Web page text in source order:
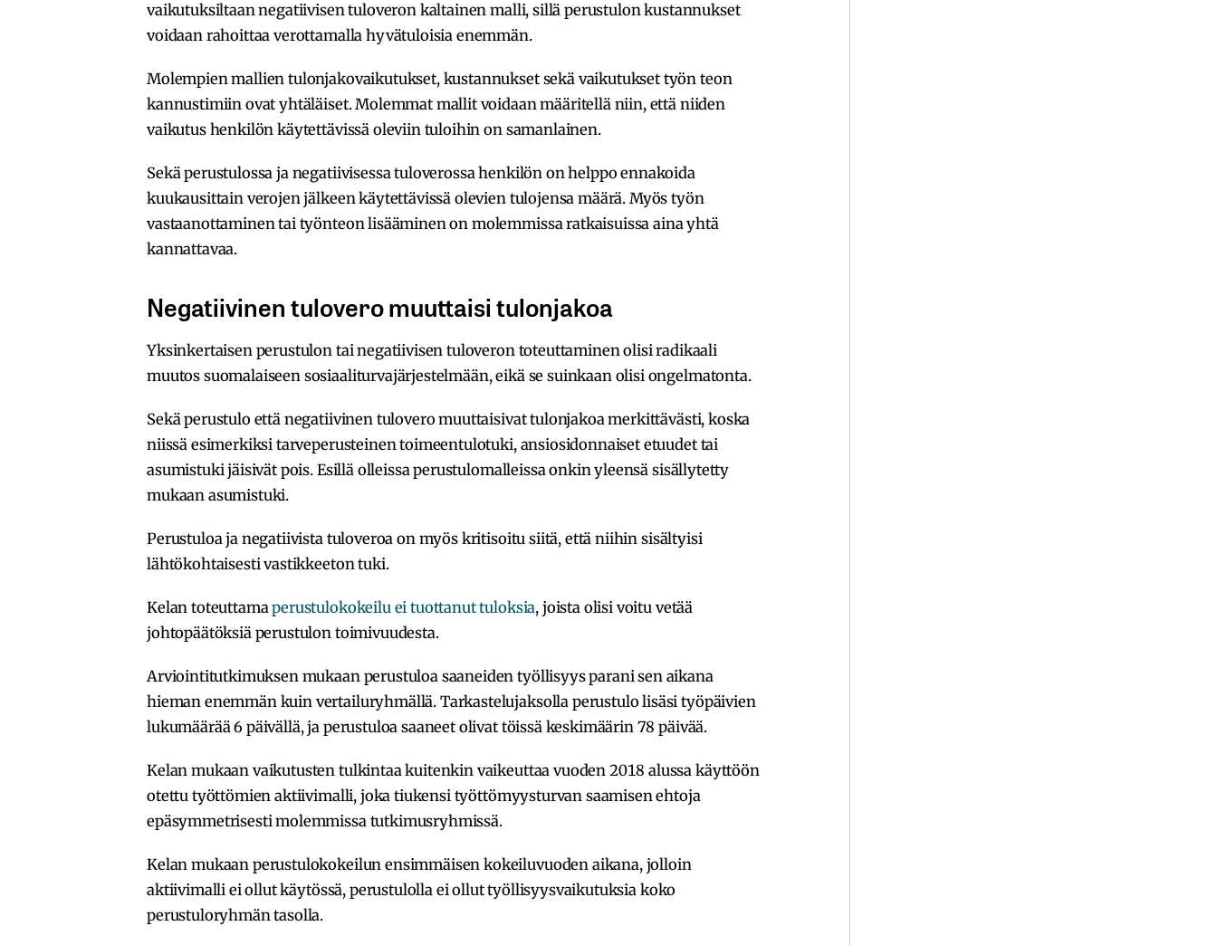
vaikutuksiltaan negatiivisen tuloveron kaltainen malli, sillä perustulon kustannukset
voidaan rahoittaa verottamalla hyvätuloisia enemmän.
Molempien mallien tulonjakovaikutukset, kustannukset sekä vaikutukset työn teon
kannustimiin ovat yhtäläiset. Molemmat mallit voidaan määritellä niin, että niiden
vaikutus henkilön käytettävissä oleviin tuloihin on samanlainen.
Sekä perustulossa ja negatiivisessa tuloverossa henkilön on helppo ennakoida
kuukausittain verojen jälkeen käytettävissä olevien tulojensa määrä. Myös työn
vastaanottaminen tai työnteon lisääminen on molemmissa ratkaisuissa aina yhtä
kannattavaa.
Negatiivinen tulovero muuttaisi tulonjakoa
Yksinkertaisen perustulon tai negatiivisen tuloveron toteuttaminen olisi radikaali
muutos suomalaiseen sosiaaliturvajärjestelmään, eikä se suinkaan olisi ongelmatonta.
Sekä perustulo että negatiivinen tulovero muuttaisivat tulonjakoa merkittävästi, koska
niissä esimerkiksi tarveperusteinen toimeentulotuki, ansiosidonnaiset etuudet tai
asumistuki jäisivät pois. Esillä olleissa perustulomalleissa onkin yleensä sisällytetty
mukaan asumistuki.
Perustuloa ja negatiivista tuloveroa on myös kritisoitu siitä, että niihin sisältyisi
lähtökohtaisesti vastikkeeton tuki.
Kelan toteuttamaperustulokokeilu ei tuottanut tuloksia, joista olisi voitu vetää
johtopäätöksiä perustulon toimivuudesta.
Arviointitutkimuksen mukaan perustuloa saaneiden työllisyys parani sen aikana
hieman enemmän kuin vertailuryhmällä. Tarkastelujaksolla perustulo lisäsi työpäivien
lukumäärää 6 päivällä, ja perustuloa saaneet olivat töissä keskimäärin 78 päivää.
Kelan mukaan vaikutusten tulkintaa kuitenkin vaikeuttaa vuoden 2018 alussa käyttöön
otettu työttömien aktiivimalli, joka tiukensi työttömyysturvan saamisen ehtoja
epäsymmetrisesti molemmissa tutkimusryhmissä.
Kelan mukaan perustulokokeilun ensimmäisen kokeiluvuoden aikana, jolloin
aktiivimalli ei ollut käytössä, perustulolla ei ollut työllisyysvaikutuksia koko
perustuloryhmän tasolla.